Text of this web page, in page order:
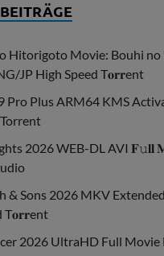
Hitorigoto Movie: Bouhi
JP High Speed T𝐨𝐫𝐫ent
Pro Plus ARM64 KMS
2026 WEB-DL AVI 𝐅𝚞𝐥𝐥
& Sons 2026 MKV
T𝐨𝐫𝐫ent
2026 UltraHD Full Movie